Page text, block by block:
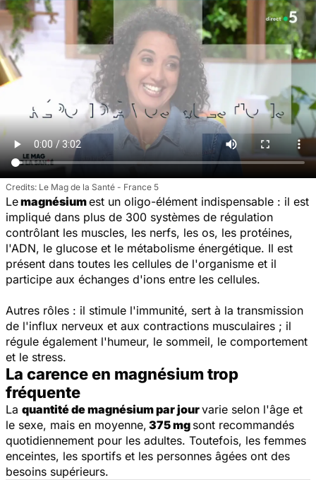
Le Mag de la Santé - France 5
Lemagnésiumest un oligo-élément indispensable : il est
impliqué dans plus de 300 systèmes de régulation
contrôlant les muscles, les nerfs, les os, les protéines,
l'ADN, le glucose et le métabolisme énergétique. Il est
présent dans toutes les cellules de l'organisme et il
participe aux échanges d'ions entre les cellules.
Autres rôles : il stimule l'immunité, sert à la transmission
de l'influx nerveux et aux contractions musculaires ; il
régule également l'humeur, le sommeil, le comportement
et le stress.
La carence en magnésium trop
fréquente
La quantité de magnésium par jourvarie selon l'âge et
le sexe, mais en moyenne, 375 mg sont recommandés
quotidiennement pour les adultes. Toutefois, les femmes
enceintes, les sportifs et les personnes âgées ont des
besoins supérieurs.